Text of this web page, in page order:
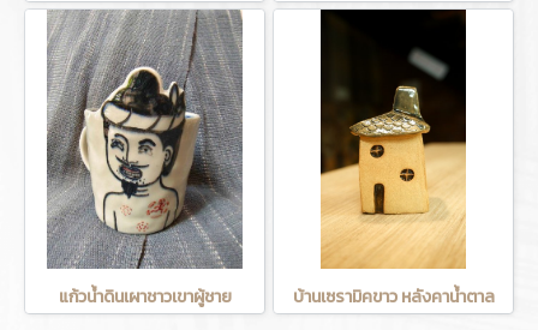
แก้วน้ำดินเผาชาวเขาผู้ชาย บ้านเซรามิคขาว หลังคาน้ำตาล